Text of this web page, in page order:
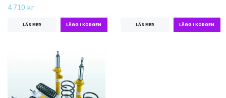
4 710 kr
LÄS MER LÄS MER